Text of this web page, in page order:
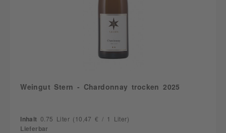
Weingut Stern - Chardonnay trocken 2025
Inhalt 0.75 Liter (10,47 € / 1 Liter)
Lieferbar